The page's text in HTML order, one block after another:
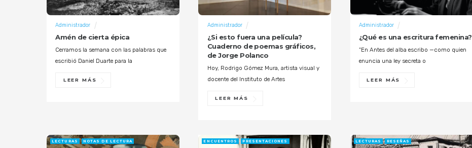
Amén de cierta épica
Administrador
Cerramos la semana con las palabras que
escribió Daniel Duarte para la
LEER MÁS
¿Si esto fuera una película?
Cuaderno de poemas gráficos,
de Jorge Polanco
Administrador
Hoy, Rodrigo Gómez Mura, artista visual y
docente del Instituto de Artes
LEER MÁS
¿Qué es una escritura femenina?
Administrador
“En Antes del alba escribo —como quien
enuncia una ley secreta o
LEER MÁS
LECTURAS NOTAS DE LECTURA ENCUENTROS PRESENTACIONES LECTURAS RESEÑAS